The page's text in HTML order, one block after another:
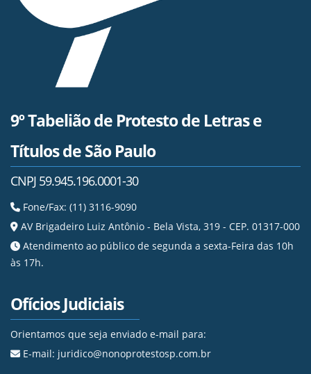
9º Tabelião de Protesto de Letras e
Títulos de São Paulo
CNPJ 59.945.196.0001-30
Fone/Fax: (11) 3116-9090
AV Brigadeiro Luiz Antônio - Bela Vista, 319 - CEP. 01317-000
Atendimento ao público de segunda a sexta-Feira das 10h
às 17h.
Ofícios Judiciais
Orientamos que seja enviado e-mail para:
E-mail: juridico@nonoprotestosp.com.br